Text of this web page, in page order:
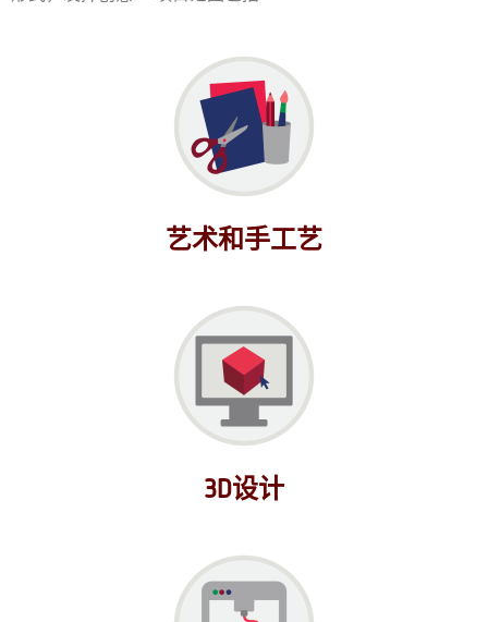
艺术和手工艺
3D设计